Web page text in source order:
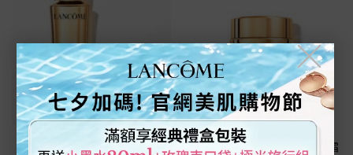
絕對完美永生玫瑰修護精露
絕對完美永生玫瑰肽金逆時眼霜
╳